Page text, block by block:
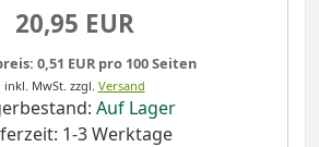
20,95 EUR
0,51 EUR pro 100 Seiten
inkl. MwSt. zzgl. Versand
Auf Lager
1-3 Werktage